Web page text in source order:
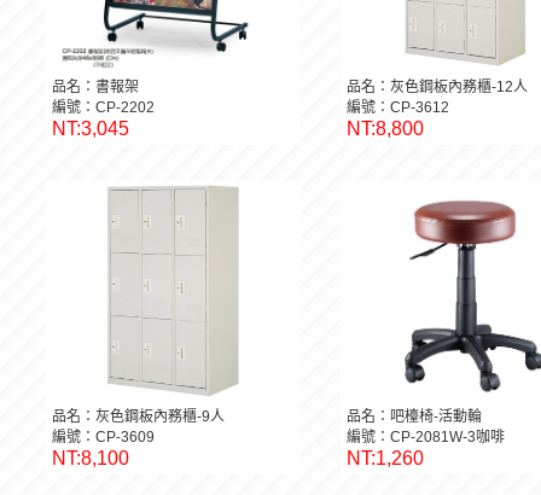
品名：書報架
編號：CP-2202
NT:3,045
品名：灰色鋼板內務櫃-12人
編號：CP-3612
NT:8,800
品名：灰色鋼板內務櫃-9人
編號：CP-3609
NT:8,100
品名：吧檯椅-活動輪
編號：CP-2081W-3咖啡
NT:1,260